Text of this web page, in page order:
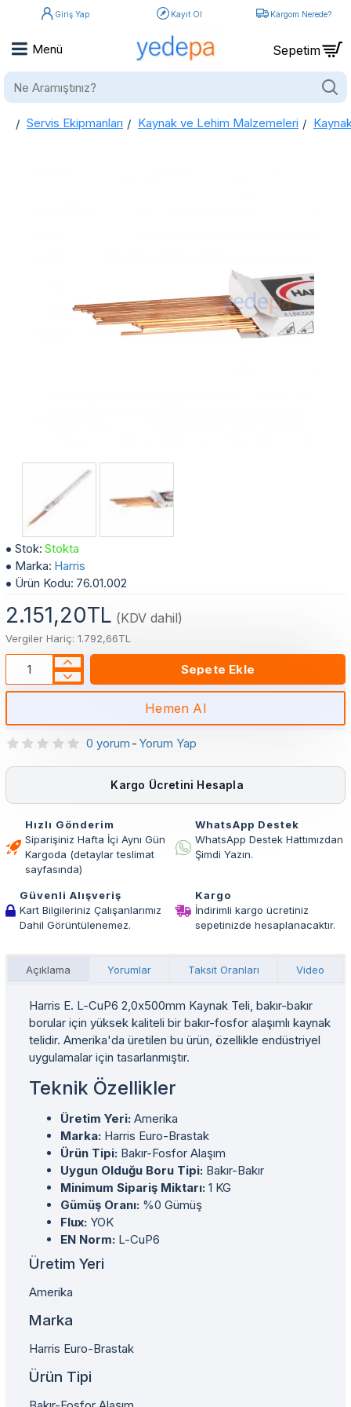
Giriş Yap Kayıt Ol Kargom Nerede?
Ne
home
Servis Ekipmanları Kaynak ve Lehim Malzemeleri
Stok: Stokta
Marka: Harris
Ürün Kodu: 76.01.002
0 yorum - Yorum Yap
2.151,20TL (KDV dahil)
Vergiler Hariç: 1.792,66TL
Sepete Ekle
Hemen Al
Kargo Ücretini Hesapla
Hızlı Gönderim
Siparişiniz Hafta İçi Aynı Gün
Kargoda (detaylar teslimat
sayfasında)
WhatsApp Destek
WhatsApp Destek Hattımızdan
Şimdi Yazın.
Güvenli Alışveriş
Kart Bilgileriniz Çalışanlarımız
Dahil Görüntülenemez.
Kargo
İndirimli kargo ücretiniz
sepetinizde hesaplanacaktır.
Açıklama Yorumlar Taksit Oranları Video
Harris E. L-CuP6 2,0x500mm Kaynak Teli, bakır-bakır
borular için yüksek kaliteli bir bakır-fosfor alaşımlı kaynak
telidir. Amerika'da üretilen bu ürün, özellikle endüstriyel
uygulamalar için tasarlanmıştır.
Teknik Özellikler
Üretim Yeri: Amerika
Marka: Harris Euro-Brastak
Ürün Tipi: Bakır-Fosfor Alaşım
Uygun Olduğu Boru Tipi: Bakır-Bakır
Minimum Sipariş Miktarı: 1 KG
Gümüş Oranı: %0 Gümüş
Flux: YOK
EN Norm: L-CuP6
Üretim Yeri
Amerika
Marka
Harris Euro-Brastak
Ürün Tipi